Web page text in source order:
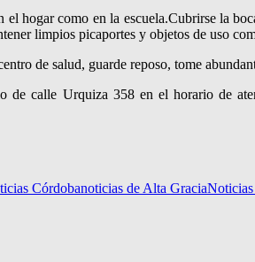
hogar como en la escuela.Cubrirse la
limpios picaportes y objetos de uso
de salud, guarde reposo, tome
de calle Urquiza 358 en el horario de
Córdobanoticias de Alta Gracia